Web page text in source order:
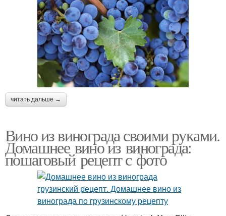
читать дальше →
Вино из винограда своими руками.
Домашнее вино из винограда:
пошаговый рецепт с фото